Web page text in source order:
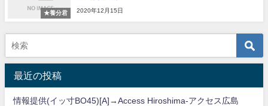
★養分君 2020年12月15日
最近の投稿
情報提供(イッ寸BO45)[A]→Access Hiroshima-アクセス広島